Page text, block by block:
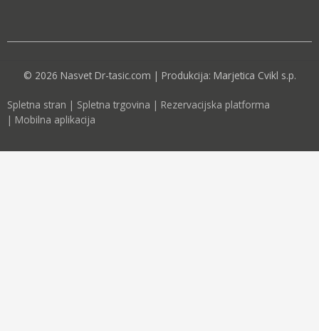
© 2026 Nasvet Dr-tasic.com | Produkcija: Marjetica Cvikl s.p.
Spletna stran | Spletna trgovina | Rezervacijska platforma
| Mobilna aplikacija